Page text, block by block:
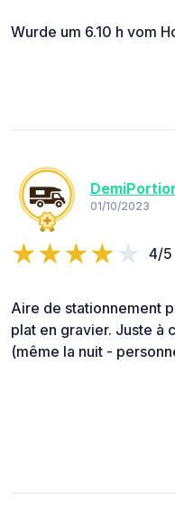
Wurde um 6.10 h vom
01/10/2023
4/5
Aire de stationnement
plat en gravier. Juste à
(même la nuit -